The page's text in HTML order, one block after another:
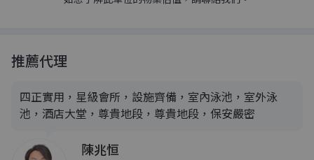
推薦代理
四正實用，星級會所，設施齊備，室內泳池，室外泳
池，酒店大堂，尊貴地段，尊貴地段，保安嚴密
陳兆恒